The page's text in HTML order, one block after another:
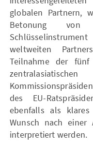
globalen Partnern,
Betonung
weltweiten
Teilnahme der fünf
des EU-
ebenfalls als
Wunsch nach einer
interpretiert werden.